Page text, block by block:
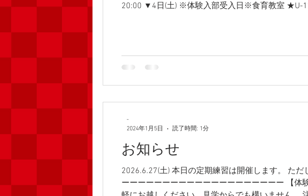
20:00 ▼4日(土) ※体験入部受入日※食育教室 ★U-
ップトレーニング(ラポール)1
お知らせ
2026.6.27(土) 本日の定期練習は開催します。 た
ーーーーーーーーーーーーーーーーーーーー 【
-
2024年1月5日
読了時間: 1分